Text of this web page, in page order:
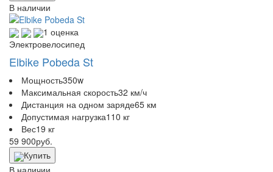
В наличии
1 оценка
Электровелосипед
Elbike Pobeda St
Мощность350w
Максимальная скорость32 км/ч
Дистанция на одном заряде65 км
Допустимая нагрузка110 кг
Вес19 кг
59 900руб.
Купить
В наличии